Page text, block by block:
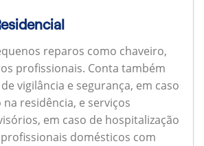
reparos como chaveiro,
profissionais. Conta também
vigilância e segurança, em caso
residência, e serviços
em caso de hospitalização
domésticos com